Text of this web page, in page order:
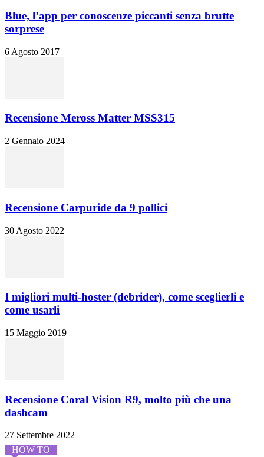
Blue, l’app per conoscenze piccanti senza brutte
sorprese
6 Agosto 2017
Recensione Meross Matter MSS315
2 Gennaio 2024
Recensione Carpuride da 9 pollici
30 Agosto 2022
I migliori multi-hoster (debrider), come sceglierli e
come usarli
15 Maggio 2019
Recensione Coral Vision R9, molto più che una
dashcam
27 Settembre 2022
HOW TO